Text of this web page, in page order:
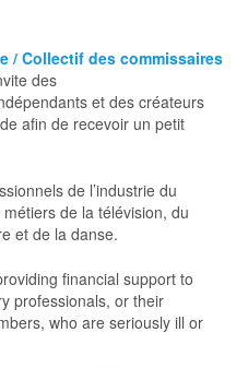
/ Collectif des commissaires
des
et des créateurs
afin de recevoir un petit
de l’industrie du
de la télévision, du
et de la danse.
financial support to
professionals, or their
who are seriously ill or